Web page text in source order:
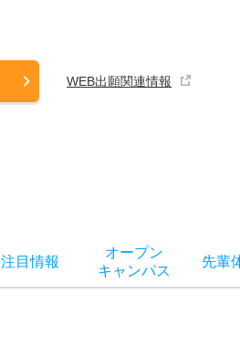
WEB出願関連情報
注目情報
オープン
キャンパス
先輩